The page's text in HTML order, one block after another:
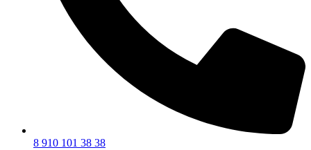
8 910 101 38 38